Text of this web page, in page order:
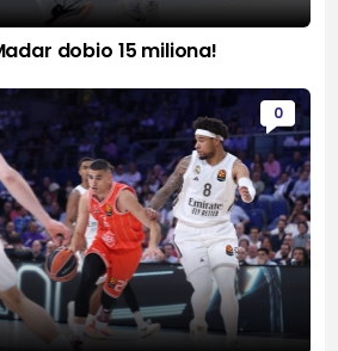
dobio 15 miliona!
0